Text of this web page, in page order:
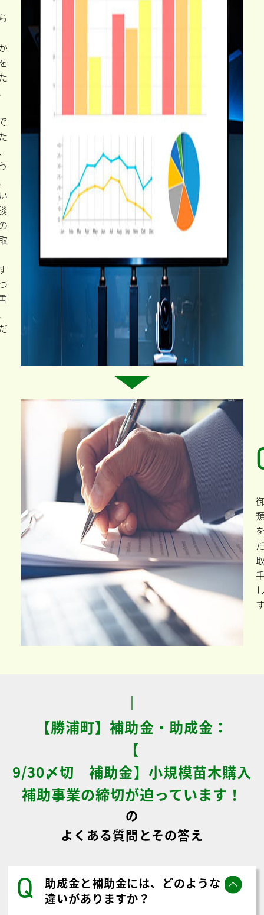
【勝浦町】補助金・助成金：
【
9/30〆切 補助金】小規模苗木購入
補助事業の締切が迫っています！
の
よくある質問とその答え
Q
助成金と補助金には、どのような
違いがありますか？